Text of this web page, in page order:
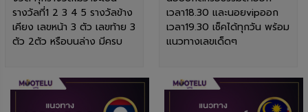
รางวัลที่1 2 3 4 5 รางวัลข้าง
เคียง เลขหน้า 3 ตัว เลขท้าย 3
ตัว 2ตัว หรือบนล่าง มีครบ
เวลา18.30 และนอยvipออก
เวลา19.30 เช็คได้ทุกวัน พร้อม
แนวทางเลขเด็ดๆ